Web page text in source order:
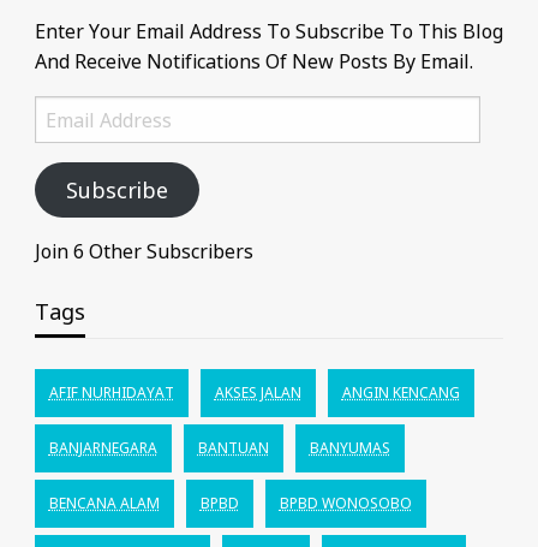
Enter Your Email Address To Subscribe To This Blog
And Receive Notifications Of New Posts By Email.
Email
Address
Subscribe
Join 6 Other Subscribers
Tags
AFIF NURHIDAYAT AKSES JALAN ANGIN KENCANG
BANJARNEGARA BANTUAN BANYUMAS
BENCANA ALAM BPBD BPBD WONOSOBO